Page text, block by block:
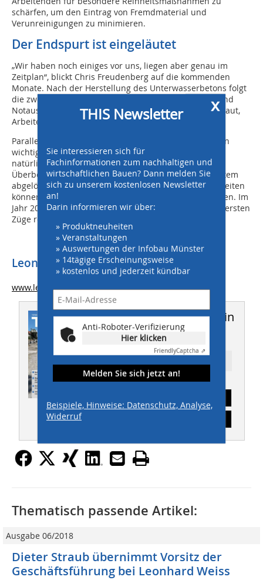
schärfen, um den Eintrag von Fremdmaterial und
Verunreinigungen zu minimieren.
Der Endspurt ist eingeläutet
„Wir haben noch einiges vor uns, liegen aber genau im
Zeitplan“, blickt Chris Freudenberg auf die kommenden
Monate. Nach der Herstellung des Unterwasserbetons folgt
die zweite Hälfte der Stahlbetonarbeiten für Tunnel und
Notausgänge: 50.000 Kubikmeter wurden bereits verbaut,
Arbeiten im gleichen Umfang stehen noch bevor.
Parallel laufen Abdichtungs- und Gleisbauarbeiten. Ein
wichtiger Meilenstein wird die Wiederherstellung des
natürlichen Grundwasserflusses durch spezielle
Überbohrfenster sein, wodurch das aktuelle Pumpsystem
abgelöst wird. Nach der Fertigstellung der Rohbauarbeiten
können die technischen Ausstattungsarbeiten beginnen. Im
Jahr 2027 sollen dann – zunächst im Testbetrieb – die ersten
Züge rollen.
Leonhard Weiss GmbH & Co. KG
www.leonhard-weiss.de
Dieser Artikel erschien in
THIS 04/2025
x
THIS Newsletter
Sie interessieren sich für
Fachinformationen zum nachhaltigen und
wirtschaftlichen Bauen? Dann melden Sie
sich zu unserem kostenlosen Newsletter
an!
Darin informieren wir über:
» Produktneuheiten
» Veranstaltungen
» Auswertungen der Infobau Münster
» 14tägige Erscheinungsweise
» kostenlos und jederzeit kündbar
Anti-Roboter-Verifizierung
Hier klicken
FriendlyCaptcha ⇗
Melden Sie sich jetzt an!
Beispiele, Hinweise: Datenschutz, Analyse,
Widerruf
Thematisch passende Artikel:
Ausgabe 06/2018
Dieter Straub übernimmt Vorsitz der
Geschäftsführung bei Leonhard Weiss